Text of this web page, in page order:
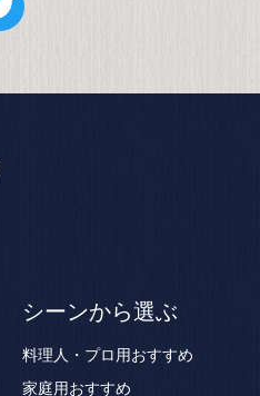
シーンから選ぶ
料理人・プロ用おすすめ
家庭用おすすめ